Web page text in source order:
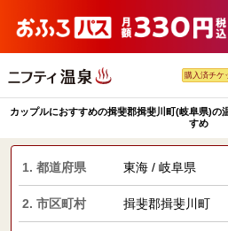
購入済チケ
カップルにおすすめの揖斐郡揖斐川町(岐阜県)の
すめ
1. 都道府県 東海 / 岐阜県
2. 市区町村 揖斐郡揖斐川町